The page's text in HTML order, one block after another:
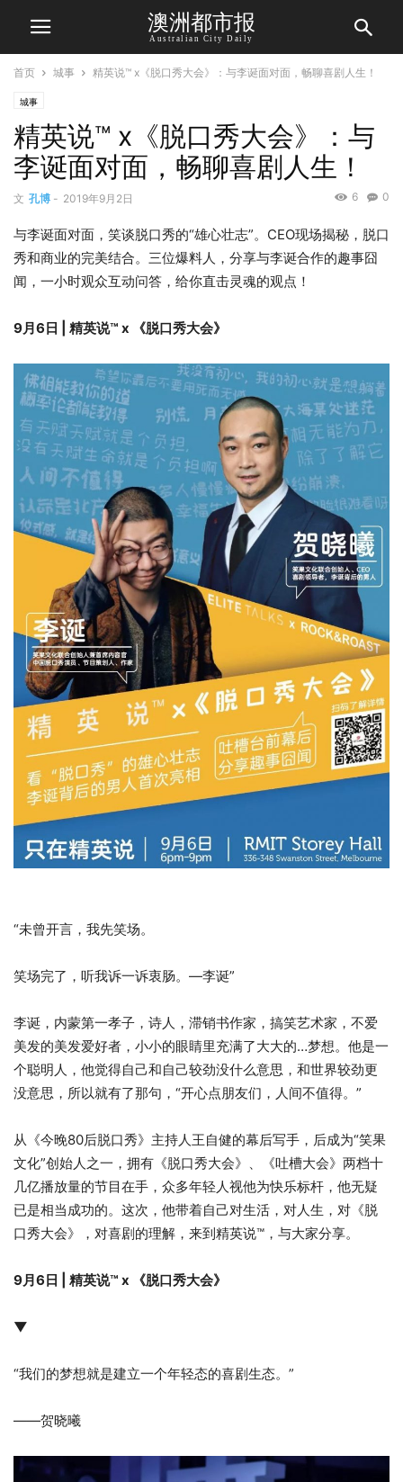
澳洲都市报
Australian City Daily
首页 城事 精英说™️ x《脱口秀大会》：与李诞面对面，畅聊喜剧人生！
城事
精英说™️ x《脱口秀大会》：与
李诞面对面，畅聊喜剧人生！
文 孔博 - 2019年9月2日 0
6
与李诞面对面，笑谈脱口秀的“雄心壮志”。CEO现场揭秘，脱口
秀和商业的完美结合。三位爆料人，分享与李诞合作的趣事囧
闻，一小时观众互动问答，给你直击灵魂的观点！
9月6日 | 精英说™️ x 《脱口秀大会》
“未曾开言，我先笑场。
笑场完了，听我诉一诉衷肠。—李诞”
李诞，内蒙第一孝子，诗人，滞销书作家，搞笑艺术家，不爱
美发的美发爱好者，小小的眼睛里充满了大大的…梦想。他是一
个聪明人，他觉得自己和自己较劲没什么意思，和世界较劲更
没意思，所以就有了那句，“开心点朋友们，人间不值得。”
从《今晚80后脱口秀》主持人王自健的幕后写手，后成为“笑果
文化”创始人之一，拥有《脱口秀大会》、《吐槽大会》两档十
几亿播放量的节目在手，众多年轻人视他为快乐标杆，他无疑
已是相当成功的。这次，他带着自己对生活，对人生，对《脱
口秀大会》，对喜剧的理解，来到精英说™️，与大家分享。
9月6日 | 精英说™️ x 《脱口秀大会》
▼
“我们的梦想就是建立一个年轻态的喜剧生态。”
——贺晓曦